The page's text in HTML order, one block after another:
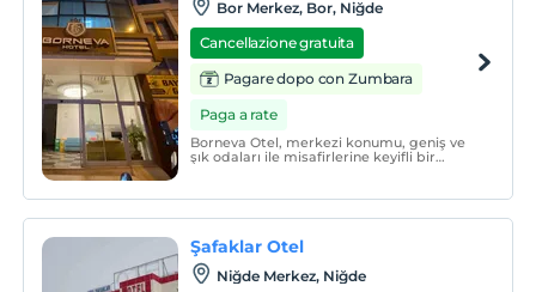
Bor Merkez, Bor, Niğde
Cancellazione gratuita
Pagare dopo con Zumbara
Paga a rate
Borneva Otel, merkezi konumu, geniş ve
şık odaları ile misafirlerine keyifli bir
Şafaklar Otel
Niğde Merkez, Niğde